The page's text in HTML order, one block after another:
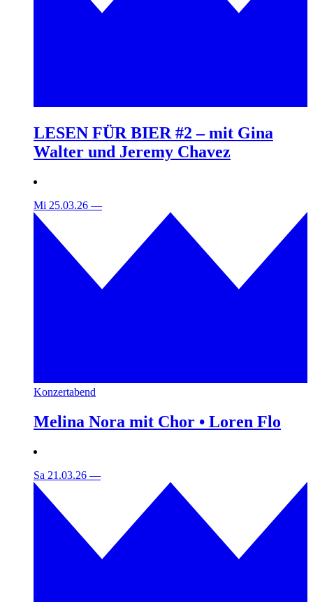
LESEN FÜR BIER #2 – mit Gina
Walter und Jeremy Chavez
Mi 25.03.26 —
Konzertabend
Melina Nora mit Chor • Loren Flo
Sa 21.03.26 —